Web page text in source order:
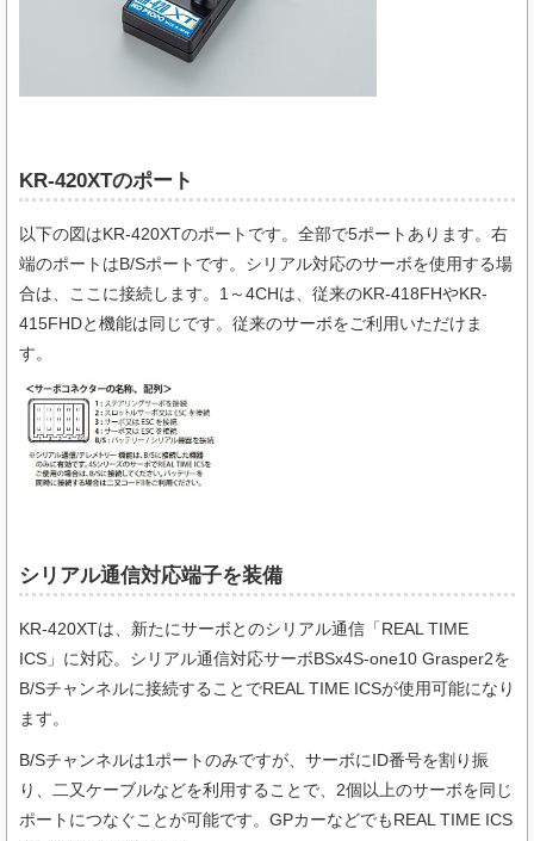
KR-420XTのポート
以下の図はKR-420XTのポートです。全部で5ポートあります。右
端のポートはB/Sポートです。シリアル対応のサーボを使用する場
合は、ここに接続します。1～4CHは、従来のKR-418FHやKR-
415FHDと機能は同じです。従来のサーボをご利用いただけま
す。
シリアル通信対応端子を装備
KR-420XTは、新たにサーボとのシリアル通信「REAL TIME
ICS」に対応。シリアル通信対応サーボBSx4S-one10 Grasper2を
B/Sチャンネルに接続することでREAL TIME ICSが使用可能になり
ます。
B/Sチャンネルは1ポートのみですが、サーボにID番号を割り振
り、二又ケーブルなどを利用することで、2個以上のサーボを同じ
ポートにつなぐことが可能です。GPカーなどでもREAL TIME ICS